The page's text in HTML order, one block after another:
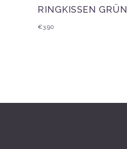
RINGKISSEN GRÜN
€3,90